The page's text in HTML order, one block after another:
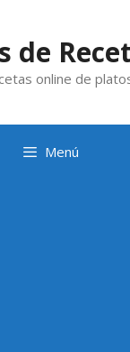
de
online de
Menú